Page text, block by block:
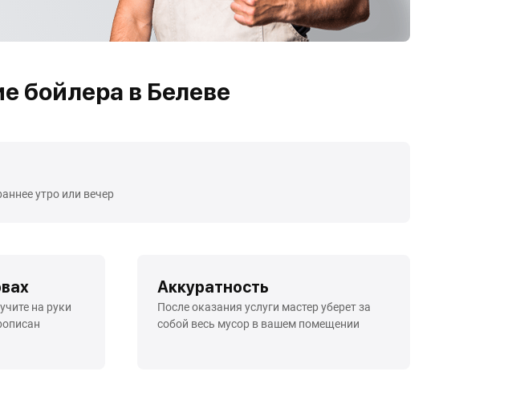
бойлера в Белеве
утро или вечер
на руки
Аккуратность
После оказания услуги мастер уберет за
собой весь мусор в вашем помещении